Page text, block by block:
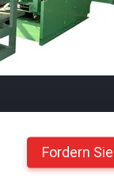
Fordern